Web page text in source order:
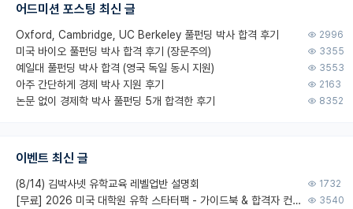
어드미션 포스팅 최신 글
Oxford, Cambridge, UC Berkeley 풀펀딩 박사 합격 후기 2996
미국 바이오 풀펀딩 박사 합격 후기 (장문주의) 3355
예일대 풀펀딩 박사 합격 (영국 독일 동시 지원) 3553
아주 간단하게 경제 박사 지원 후기 2163
논문 없이 경제학 박사 풀펀딩 5개 합격한 후기 8352
이벤트 최신 글
(8/14) 김박사넷 유학교육 레벨업반 설명회 1732
[무료] 2026 미국 대학원 유학 스타터팩 - 가이드북 & 합격자 컨택메일 템플릿 3540